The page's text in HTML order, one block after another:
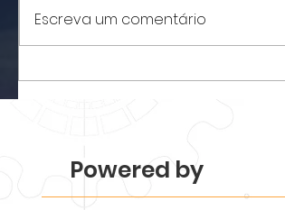
força e diversidade do
ecossistema.
Escreva um comentário
Powered by